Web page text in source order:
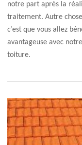
notre part après la
traitement. Autre
c’est que vous allez
avantageuse avec
toiture.